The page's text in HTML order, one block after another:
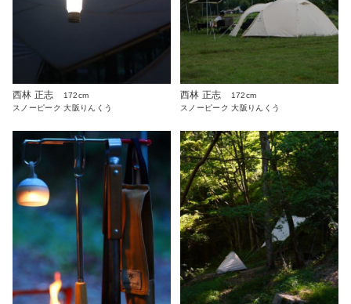
西林 正志
172cm
スノーピーク 大阪りんくう
西林 正志
172cm
スノーピーク 大阪りんくう